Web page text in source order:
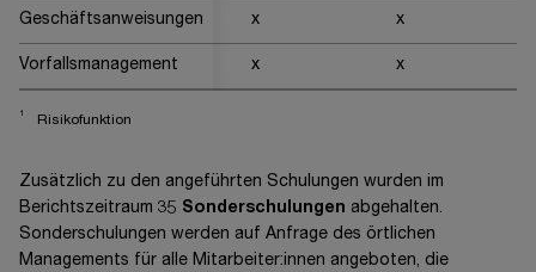
Geschäftsanweisungen x x
Vorfallsmanagement x x
1 Risikofunktion
Zusätzlich zu den angeführten Schulungen wurden im
Berichtszeitraum 35 Sonderschulungen abgehalten.
Sonderschulungen werden auf Anfrage des örtlichen
Managements für alle Mitarbeiter:innen angeboten, die